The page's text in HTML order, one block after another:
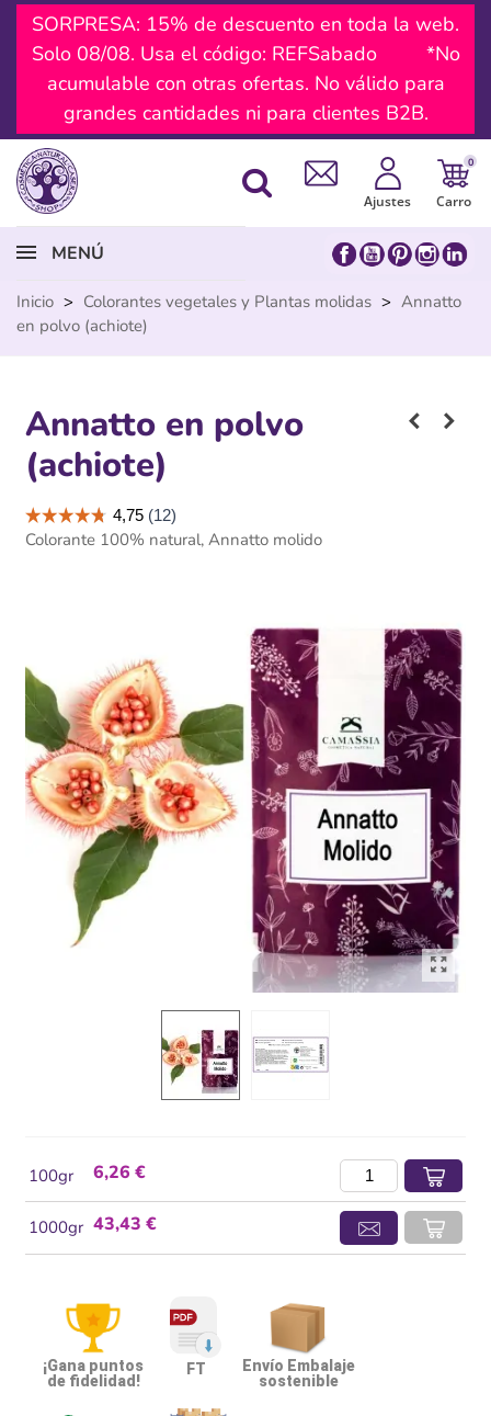
SORPRESA: 15% de descuento en toda la web.
Solo 08/08. Usa el código: REFSabado *No
acumulable con otras ofertas. No válido para
grandes cantidades ni para clientes B2B.
Ajustes
0
Carro
MENÚ
Inicio > Colorantes vegetales y Plantas molidas > Annatto
en polvo (achiote)
Annatto en polvo
(achiote)
Colorante 100% natural, Annatto molido
100gr 6,26 €
1000gr 43,43 €
¡Gana puntos
de fidelidad!
FT
Envío Embalaje
sostenible